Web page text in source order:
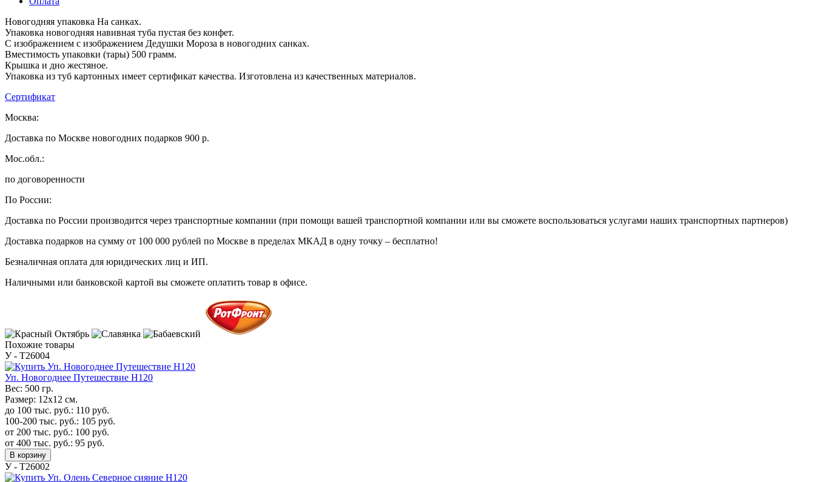
Новогодняя упаковка На санках.
Упаковка новогодняя навивная туба пустая без конфет.
С изображением с изображением Дедушки Мороза в новогодних санках.
Вместимость упаковки (тары) 500 грамм.
Крышка и дно жестяное.
Упаковка из туб картонных имеет сертификат качества. Изготовлена из качественных материалов.
Сертификат
Москва:
Доставка по Москве новогодних подарков 900 р.
Мос.обл.:
по договоренности
По России:
Доставка по России производится через транспортные компании (при помощи вашей транспортной компании или вы сможете воспользоваться услугами наших транспортных партнеров)
Доставка подарков на сумму от 100 000 рублей по Москве в пределах МКАД в одну точку – бесплатно!
Безналичная оплата для юридических лиц и ИП.
Наличными или банковской картой вы сможете оплатить товар в офисе.
Похожие товары
У - Т26004
Уп. Новогоднее Путешествие H120
Вес: 500 гр.
Размер: 12х12 см.
до 100 тыс. руб.: 110 руб.
100-200 тыс. руб.: 105 руб.
от 200 тыс. руб.: 100 руб.
от 400 тыс. руб.: 95 руб.
В корзину
У - Т26002